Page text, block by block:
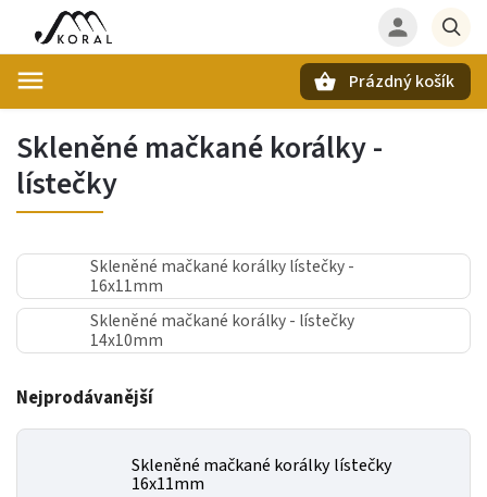
Prázdný košík
Skleněné mačkané korálky -
lístečky
Skleněné mačkané korálky lístečky -
16x11mm
Skleněné mačkané korálky - lístečky
14x10mm
Nejprodávanější
Skleněné mačkané korálky lístečky
16x11mm